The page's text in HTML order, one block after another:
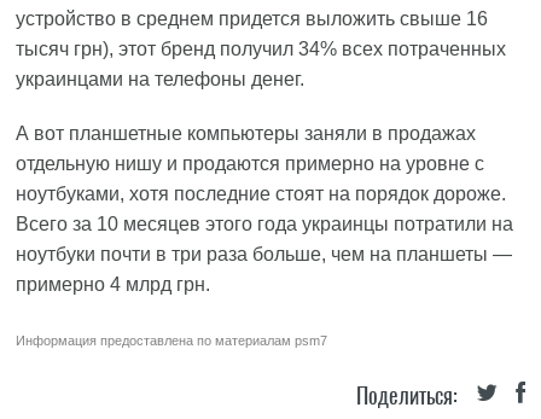
устройство в среднем придется выложить свыше 16
тысяч грн), этот бренд получил 34% всех потраченных
украинцами на телефоны денег.
А вот планшетные компьютеры заняли в продажах
отдельную нишу и продаются примерно на уровне с
ноутбуками, хотя последние стоят на порядок дороже.
Всего за 10 месяцев этого года украинцы потратили на
ноутбуки почти в три раза больше, чем на планшеты —
примерно 4 млрд грн.
Информация предоставлена по материаламpsm7
Поделиться: